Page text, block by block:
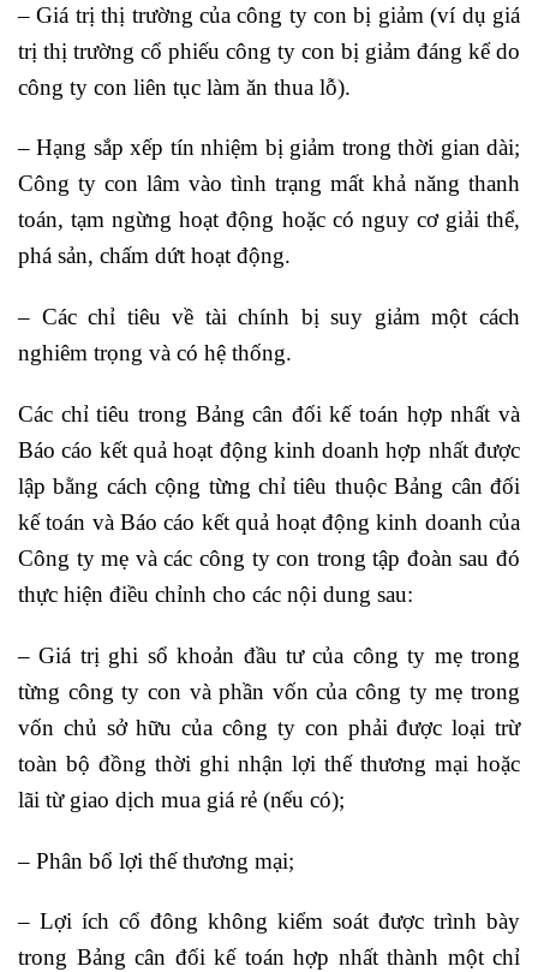
– Giá trị thị trường của công ty con bị giảm (ví dụ giá
trị thị trường cổ phiếu công ty con bị giảm đáng kể do
công ty con liên tục làm ăn thua lỗ).
– Hạng sắp xếp tín nhiệm bị giảm trong thời gian dài;
Công ty con lâm vào tình trạng mất khả năng thanh
toán, tạm ngừng hoạt động hoặc có nguy cơ giải thể,
phá sản, chấm dứt hoạt động.
– Các chỉ tiêu về tài chính bị suy giảm một cách
nghiêm trọng và có hệ thống.
Các chỉ tiêu trong Bảng cân đối kế toán hợp nhất và
Báo cáo kết quả hoạt động kinh doanh hợp nhất được
lập bằng cách cộng từng chỉ tiêu thuộc Bảng cân đối
kế toán và Báo cáo kết quả hoạt động kinh doanh của
Công ty mẹ và các công ty con trong tập đoàn sau đó
thực hiện điều chỉnh cho các nội dung sau:
– Giá trị ghi sổ khoản đầu tư của công ty mẹ trong
từng công ty con và phần vốn của công ty mẹ trong
vốn chủ sở hữu của công ty con phải được loại trừ
toàn bộ đồng thời ghi nhận lợi thế thương mại hoặc
lãi từ giao dịch mua giá rẻ (nếu có);
– Phân bổ lợi thế thương mại;
– Lợi ích cổ đông không kiểm soát được trình bày
trong Bảng cân đối kế toán hợp nhất thành một chỉ